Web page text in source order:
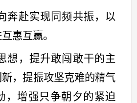
奔赴实现同频共振，以
惠互赢。
想，提升敢闯敢干的主
，提振攻坚克难的精气
，增强只争朝夕的紧迫